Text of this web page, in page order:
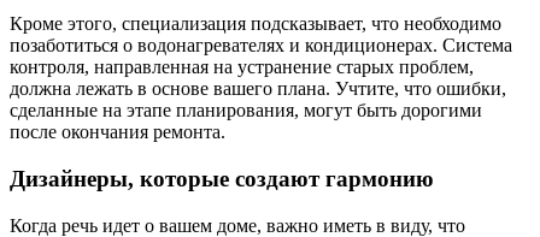
Кроме этого, специализация подсказывает, что необходимо
позаботиться о водонагревателях и кондиционерах. Система
контроля, направленная на устранение старых проблем,
должна лежать в основе вашего плана. Учтите, что ошибки,
сделанные на этапе планирования, могут быть дорогими
после окончания ремонта.
Дизайнеры, которые создают гармонию
Когда речь идет о вашем доме, важно иметь в виду, что